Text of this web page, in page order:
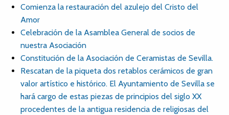
Comienza la restauración del azulejo del Cristo del
Amor
Celebración de la Asamblea General de socios de
nuestra Asociación
Constitución de la Asociación de Ceramistas de Sevilla.
Rescatan de la piqueta dos retablos cerámicos de gran
valor artístico e histórico. El Ayuntamiento de Sevilla se
hará cargo de estas piezas de principios del siglo XX
procedentes de la antigua residencia de religiosas del